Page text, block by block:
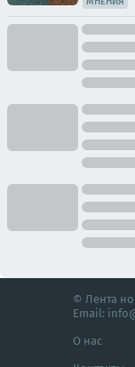
© Лента
Email:
О нас